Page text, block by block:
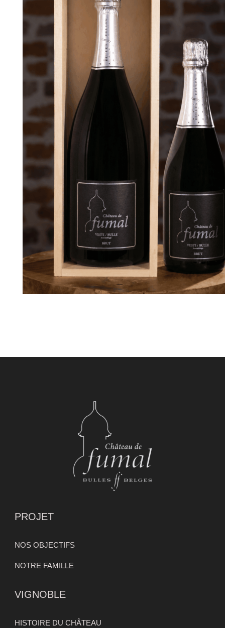
PROJET
NOS OBJECTIFS
NOTRE FAMILLE
VIGNOBLE
HISTOIRE DU CHÂTEAU